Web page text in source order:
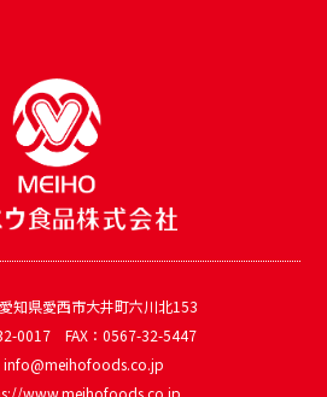
知県愛西市大井町六川北153
0017 FAX：0567-32-5447
info@meihofoods.co.jp